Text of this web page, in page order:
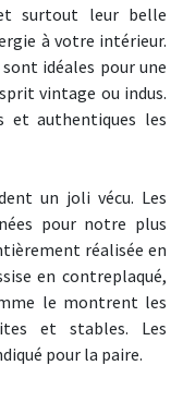
surtout leur belle
à votre intérieur.
idéales pour une
vintage ou indus.
et authentiques les
un joli vécu. Les
pour notre plus
réalisée en
en contreplaqué,
le montrent les
et stables. Les
pour la paire.